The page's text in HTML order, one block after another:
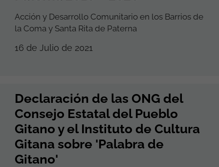
Acción y Desarrollo Comunitario en los Barrios de
la Coma y Santa Rita de Paterna
16 de Julio de 2021
Declaración de las ONG del
Consejo Estatal del Pueblo
Gitano y el Instituto de Cultura
Gitana sobre 'Palabra de
Gitano'